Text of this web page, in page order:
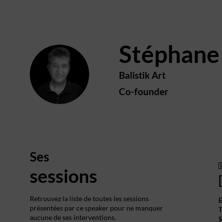
SG
Stéphane
Balistik Art
Co-founder
Ses
sessions
Retrouvez la liste de toutes les sessions
présentées par ce speaker pour ne manquer
aucune de ses interventions.